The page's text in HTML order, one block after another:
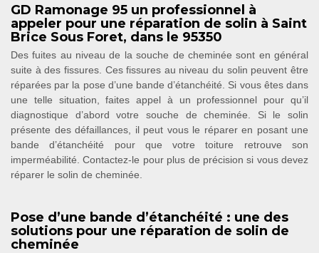
GD Ramonage 95 un professionnel à
appeler pour une réparation de solin à Saint
Brice Sous Foret, dans le 95350
Des fuites au niveau de la souche de cheminée sont en général
suite à des fissures. Ces fissures au niveau du solin peuvent être
réparées par la pose d’une bande d’étanchéité. Si vous êtes dans
une telle situation, faites appel à un professionnel pour qu’il
diagnostique d’abord votre souche de cheminée. Si le solin
présente des défaillances, il peut vous le réparer en posant une
bande d’étanchéité pour que votre toiture retrouve son
imperméabilité. Contactez-le pour plus de précision si vous devez
réparer le solin de cheminée.
Pose d’une bande d’étanchéité : une des
solutions pour une réparation de solin de
cheminée